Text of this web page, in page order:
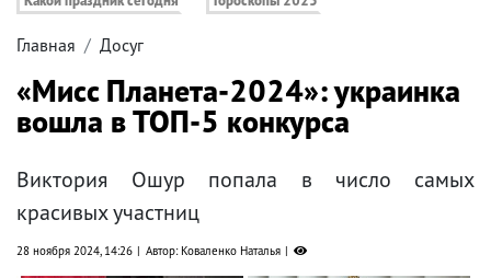
Главная Досуг
«Мисс Планета-2024»: украинка
вошла в ТОП-5 конкурса
Виктория Ошур попала в число самых
красивых участниц
28 ноября 2024, 14:26 Автор: Коваленко Наталья